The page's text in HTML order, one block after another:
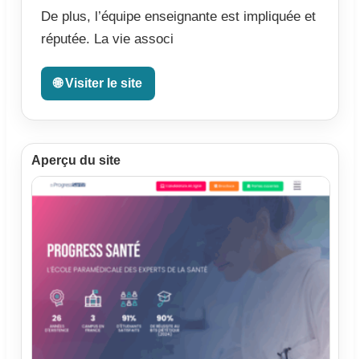
De plus, l’équipe enseignante est impliquée et
réputée. La vie associ
🌐 Visiter le site
Aperçu du site